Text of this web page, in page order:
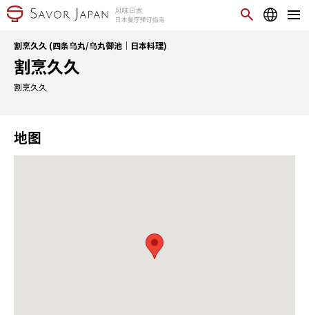
割烹久久 (四条乌丸/乌丸御池｜日本料理)
割烹久久
割烹久久
地图